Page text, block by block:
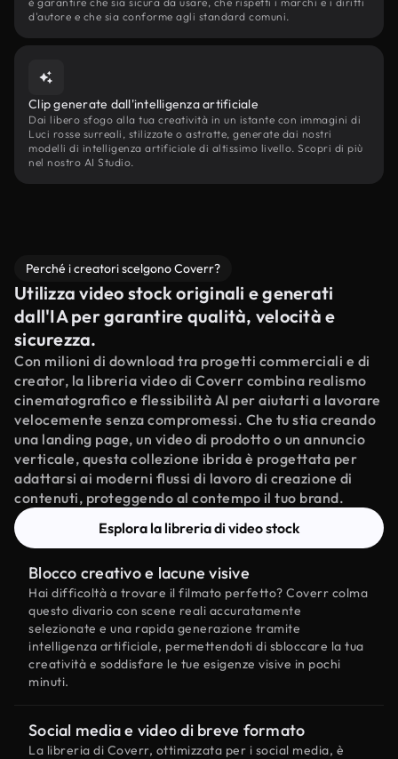
d'autore e che sia conforme agli standard comuni.
Clip generate dall'intelligenza artificiale
Dai libero sfogo alla tua creatività in un istante con immagini di
Luci rosse surreali, stilizzate o astratte, generate dai nostri
modelli di intelligenza artificiale di altissimo livello. Scopri di più
nel nostro AI Studio.
Perché i creatori scelgono Coverr?
Utilizza video stock originali e generati
dall'IA per garantire qualità, velocità e
sicurezza.
Con milioni di download tra progetti commerciali e di
creator, la libreria video di Coverr combina realismo
cinematografico e flessibilità AI per aiutarti a lavorare
velocemente senza compromessi. Che tu stia creando
una landing page, un video di prodotto o un annuncio
verticale, questa collezione ibrida è progettata per
adattarsi ai moderni flussi di lavoro di creazione di
contenuti, proteggendo al contempo il tuo brand.
Esplora la libreria di video stock
Blocco creativo e lacune visive
Hai difficoltà a trovare il filmato perfetto? Coverr colma
questo divario con scene reali accuratamente
selezionate e una rapida generazione tramite
intelligenza artificiale, permettendoti di sbloccare la tua
creatività e soddisfare le tue esigenze visive in pochi
minuti.
Social media e video di breve formato
La libreria di Coverr, ottimizzata per i social media, è